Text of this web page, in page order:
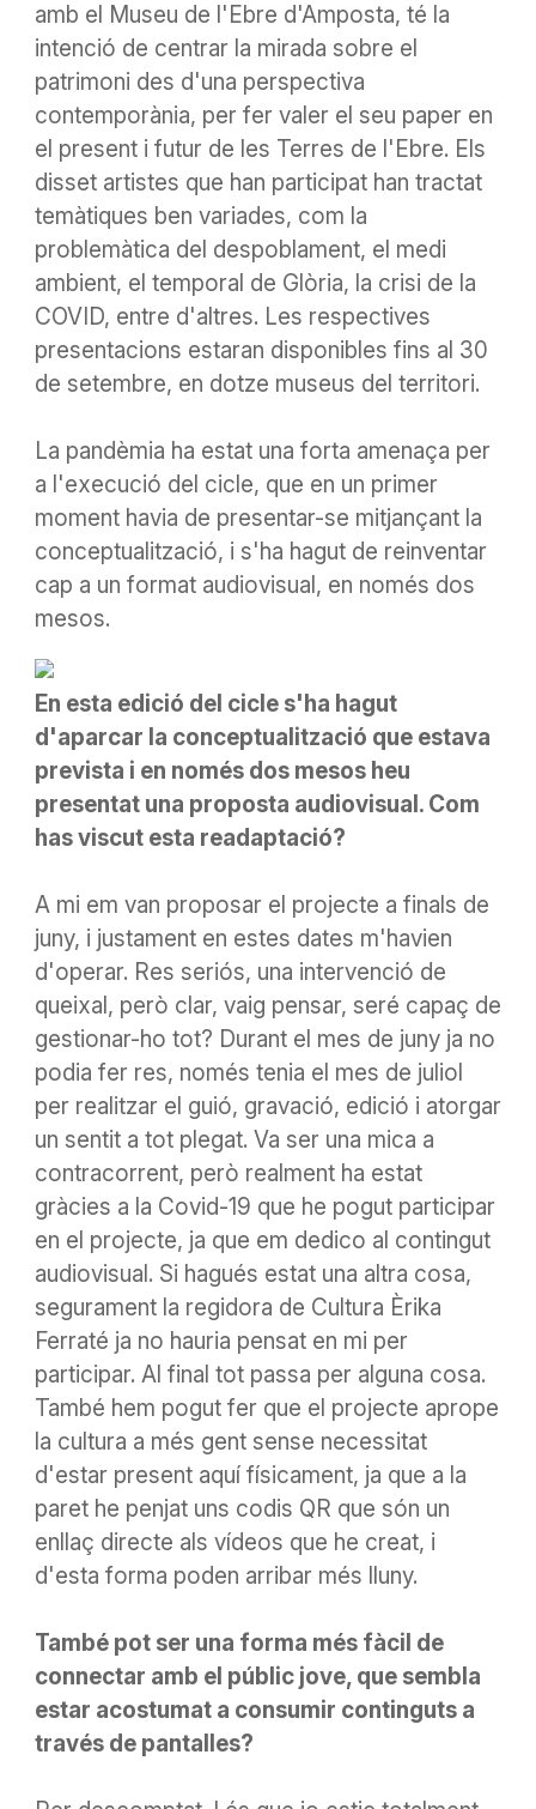
amb el Museu de l'Ebre d'Amposta, té la
intenció de centrar la mirada sobre el
patrimoni des d'una perspectiva
contemporània, per fer valer el seu paper en
el present i futur de les Terres de l'Ebre. Els
disset artistes que han participat han tractat
temàtiques ben variades, com la
problemàtica del despoblament, el medi
ambient, el temporal de Glòria, la crisi de la
COVID, entre d'altres. Les respectives
presentacions estaran disponibles fins al 30
de setembre, en dotze museus del territori.
La pandèmia ha estat una forta amenaça per
a l'execució del cicle, que en un primer
moment havia de presentar-se mitjançant la
conceptualització, i s'ha hagut de reinventar
cap a un format audiovisual, en només dos
mesos.
En esta edició del cicle s'ha hagut
d'aparcar la conceptualització que estava
prevista i en només dosmesos heu
presentat una proposta audiovisual. Com
has viscut esta readaptació?
A mi em van proposar el projecte a finals de
juny, i justament en estes dates m'havien
d'operar. Res seriós, una intervenció de
queixal, però clar, vaig pensar, seré capaç de
gestionar-ho tot? Durant el mes de juny ja no
podia fer res, només tenia el mes de juliol
per realitzar el guió, gravació, edició i atorgar
un sentit a tot plegat. Va ser una mica a
contracorrent, però realment ha estat
gràcies a la Covid-19 que he pogut participar
en el projecte, ja que em dedico al contingut
audiovisual. Si hagués estat una altra cosa,
segurament la regidora de Cultura Èrika
Ferraté ja no hauria pensat en mi per
participar. Al final tot passa per alguna cosa.
També hem pogut fer que el projecte aprope
la cultura a més gent sense necessitat
d'estar present aquí físicament, ja que a la
paret he penjat uns codis QR que són un
enllaç directe als vídeos que he creat, i
d'esta forma poden arribar més lluny.
També pot ser una forma més fàcil de
connectar amb el públic jove, que sembla
estar acostumat a consumir continguts a
través de pantalles?